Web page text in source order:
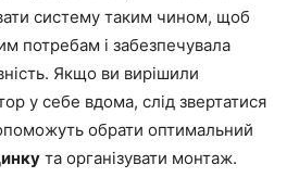
систему таким чином, щоб
потребам і забезпечувала
Якщо ви вирішили
у себе вдома, слід звертатися
обрати оптимальний
та організувати монтаж.